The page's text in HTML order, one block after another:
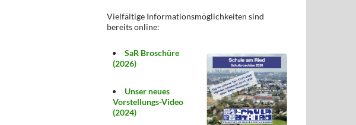
Vielfältige Informationsmöglichkeiten sind
bereits online:
SaR Broschüre
(2026)
Unser neues
Vorstellungs-Video
(2024)